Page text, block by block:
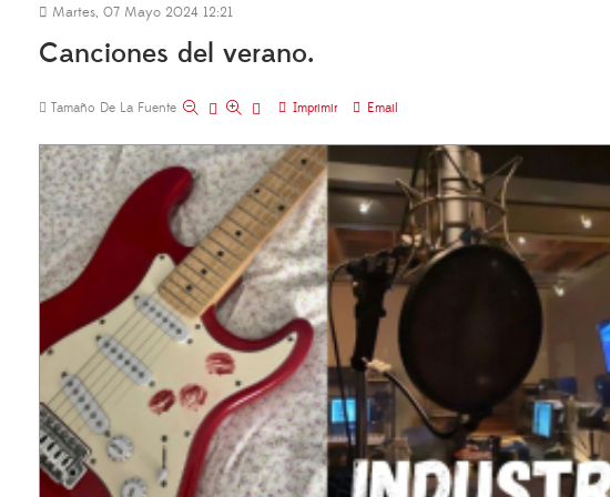
Martes, 07 Mayo 2024 12:21
Canciones del verano.
Tamaño De La Fuente Imprimir Email